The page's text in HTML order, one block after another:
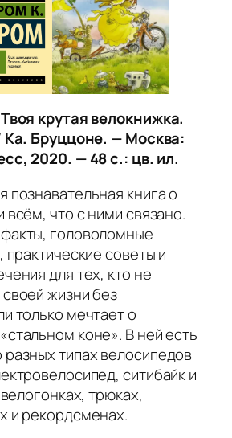
крутая велокнижка.
Ка. Бруццоне. — Москва:
2020. — 48 с.: цв. ил.
познавательная книга о
всём, что с ними связано.
головоломные
практические советы и
для тех, кто не
жизни без
только мечтает о
коне». В ней есть
типах велосипедов
ситибайк и
трюках,
и рекордсменах.